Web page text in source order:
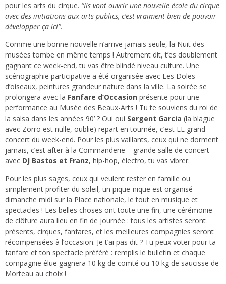
pour les arts du cirque. “Ils vont ouvrir une nouvelle école du cirque
avec des initiations aux arts publics, c’est vraiment bien de pouvoir
développer ça ici”.
Comme une bonne nouvelle n’arrive jamais seule, la Nuit des
musées tombe en même temps ! Autrement dit, t’es doublement
gagnant ce week-end, tu vas être blindé niveau culture. Une
scénographie participative a été organisée avec Les Doles
d’oiseaux, peintures grandeur nature dans la ville. La soirée se
prolongera avec la Fanfare d’Occasion présente pour une
performance au Musée des Beaux-Arts ! Tu te souviens du roi de
la salsa dans les années 90’ ? Oui oui Sergent Garcia (la blague
avec Zorro est nulle, oublie) repart en tournée, c’est LE grand
concert du week-end. Pour les plus vaillants, ceux qui ne dorment
jamais, c’est after à la Commanderie – grande salle de concert –
avec DJ Bastos et Franz, hip-hop, électro, tu vas vibrer.
Pour les plus sages, ceux qui veulent rester en famille ou
simplement profiter du soleil, un pique-nique est organisé
dimanche midi sur la Place nationale, le tout en musique et
spectacles ! Les belles choses ont toute une fin, une cérémonie
de clôture aura lieu en fin de journée : tous les artistes seront
présents, cirques, fanfares, et les meilleures compagnies seront
récompensées à l’occasion. Je t’ai pas dit ? Tu peux voter pour ta
fanfare et ton spectacle préféré : remplis le bulletin et chaque
compagnie élue gagnera 10 kg de comté ou 10 kg de saucisse de
Morteau au choix !